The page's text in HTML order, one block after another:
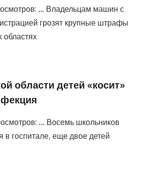
… Владельцам машин с
грозят крупные штрафы
областях
области детей «косит»
… Восемь школьников
в госпитале, еще двое детей